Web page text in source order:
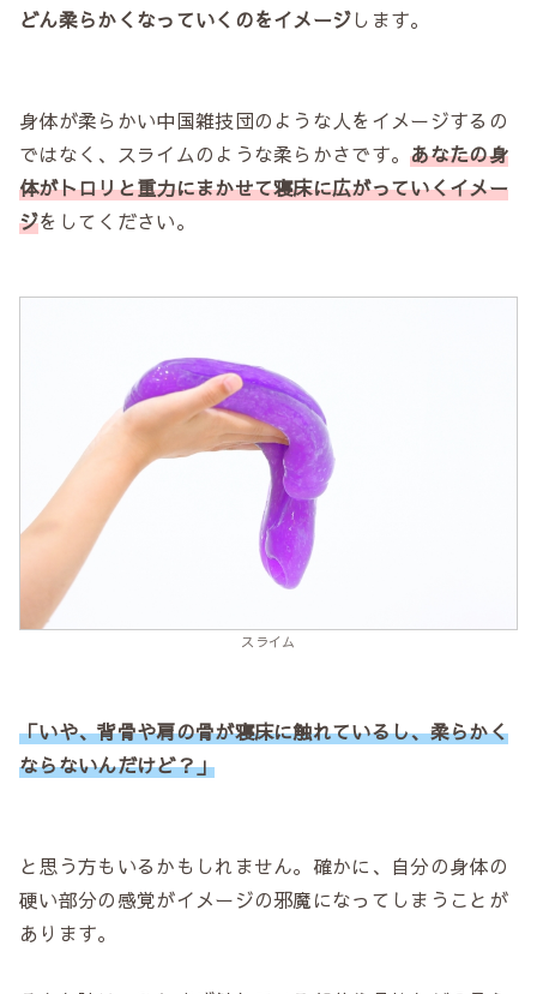
どん柔らかくなっていくのをイメージします。
身体が柔らかい中国雑技団のような人をイメージするの
ではなく、スライムのような柔らかさです。あなたの身
体がトロリと重力にまかせて寝床に広がっていくイメー
ジをしてください。
スライム
「いや、背骨や肩の骨が寝床に触れているし、柔らかく
ならないんだけど？」
と思う方もいるかもしれません。確かに、自分の身体の
硬い部分の感覚がイメージの邪魔になってしまうことが
あります。